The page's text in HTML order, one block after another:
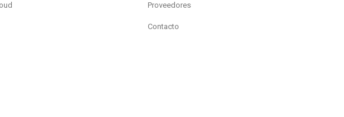
Proveedores
Contacto